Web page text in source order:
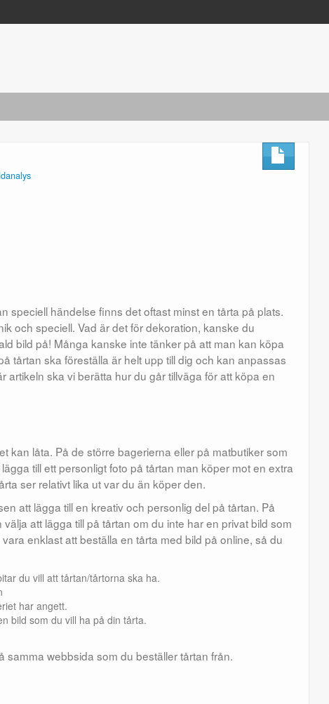
speciell händelse finns det oftast minst en tårta på plats.
och speciell. Vad är det för dekoration, kanske du
bild på! Många kanske inte tänker på att man kan köpa
tårtan ska föreställa är helt upp till dig och kan anpassas
artikeln ska vi berätta hur du går tillväga för att köpa en
kan låta. På de större bagerierna eller på matbutiker som
till ett personligt foto på tårtan man köper mot en extra
ser relativt lika ut var du än köper den.
att lägga till en kreativ och personlig del på tårtan. På
att lägga till på tårtan om du inte har en privat bild som
enklast att beställa en tårta med bild på online, så du
du vill att tårtan/tårtorna ska ha.
har angett.
bild som du vill ha på din tårta.
samma webbsida som du beställer tårtan från.